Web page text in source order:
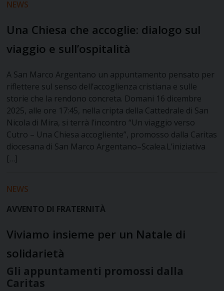
NEWS
Una Chiesa che accoglie: dialogo sul
viaggio e sull’ospitalità
A San Marco Argentano un appuntamento pensato per
riflettere sul senso dell’accoglienza cristiana e sulle
storie che la rendono concreta. Domani 16 dicembre
2025, alle ore 17:45, nella cripta della Cattedrale di San
Nicola di Mira, si terrà l’incontro “Un viaggio verso
Cutro – Una Chiesa accogliente”, promosso dalla Caritas
diocesana di San Marco Argentano–Scalea.L’iniziativa
[…]
NEWS
AVVENTO DI FRATERNITÀ
Viviamo insieme per un Natale di
solidarietà
Gli appuntamenti promossi dalla
Caritas